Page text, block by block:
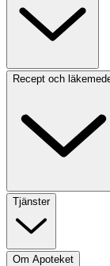
Recept och
Tjänster
Om Apoteket